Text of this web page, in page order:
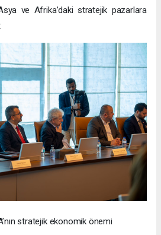
ve Afrika’daki stratejik pazarlara
stratejik ekonomik önemi